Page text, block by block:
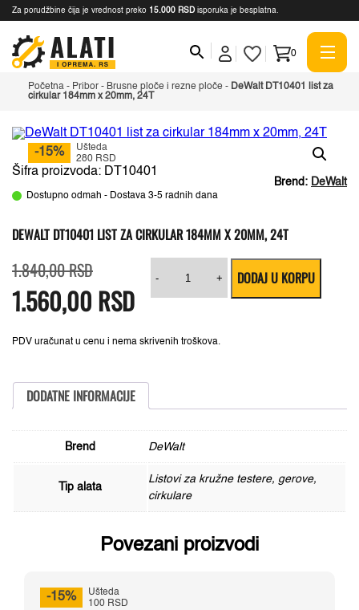
Za porudžbine čija je vrednost preko 15.000 RSD isporuka je besplatna.
0
Početna - Pribor - Brusne ploče i rezne ploče - DeWalt DT10401 list za
cirkular 184mm x 20mm, 24T
-15%
Ušteda
280 RSD
Brend: DeWalt
Šifra proizvoda: DT10401
Dostupno odmah - Dostava 3-5 radnih dana
DEWALT DT10401 LIST ZA CIRKULAR 184MM X 20MM, 24T
1.840,00RSDcena
je
bila:
1.840,00 RSD.
1.560,00 RSD
cena
je:
1.560,00 RSD.
PDV uračunat u cenu i nema skrivenih troškova.
-
DT10401
za
x
+ DODAJ U KORPU
DODATNE INFORMACIJE
Brend DeWalt
Tip alata
Listovi za kružne testere, gerove,
cirkulare
Povezani proizvodi
-15%
Ušteda
100 RSD